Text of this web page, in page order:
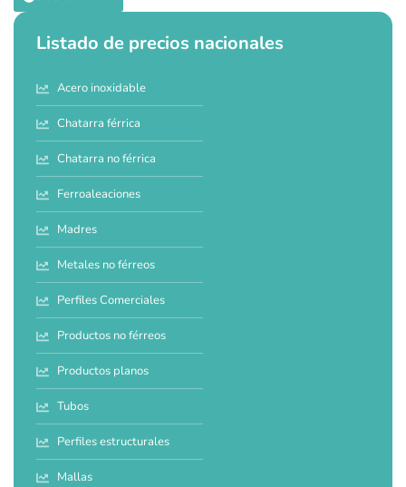
Listado de precios nacionales
Acero inoxidable
Chatarra férrica
Chatarra no férrica
Ferroaleaciones
Madres
Metales no férreos
Perfiles Comerciales
Productos no férreos
Productos planos
Tubos
Perfiles estructurales
Mallas